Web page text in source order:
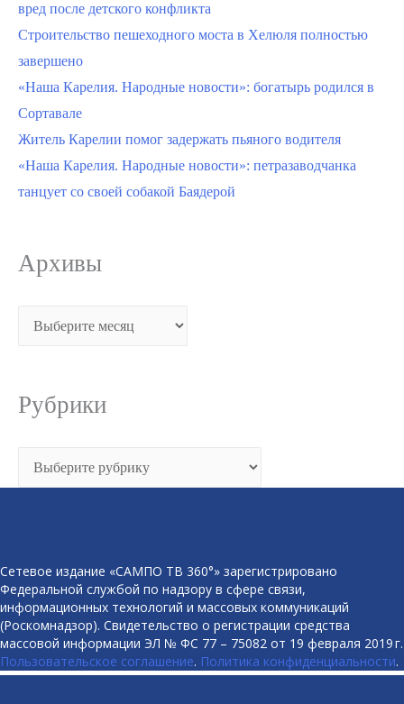
вред после детского конфликта
Строительство пешеходного моста в Хелюля полностью
завершено
«Наша Карелия. Народные новости»: богатырь родился в
Сортавале
Житель Карелии помог задержать пьяного водителя
«Наша Карелия. Народные новости»: петразаводчанка
танцует со своей собакой Баядерой
Архивы
Архивы
Рубрики
Рубрики
Сетевое издание «САМПО ТВ 360°» зарегистрировано
Федеральной службой по надзору в сфере связи,
информационных технологий и массовых коммуникаций
(Роскомнадзор). Свидетельство о регистрации средства
массовой информации ЭЛ № ФС 77 – 75082 от 19 февраля 2019 г.
Пользовательское соглашение. Политика конфиденциальности.